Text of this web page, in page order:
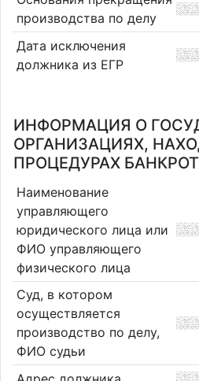
производства по делу
Дата исключения
должника из ЕГР
ИНФОРМАЦИЯ О
ОРГАНИЗАЦИЯХ,
ПРОЦЕДУРАХ
Наименование
управляющего
юридического лица или
ФИО управляющего
физического лица
Суд, в котором
осуществляется
производство по делу,
ФИО судьи